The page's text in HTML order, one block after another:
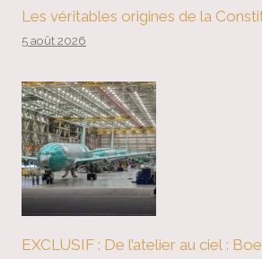
Les véritables origines de la
5 août 2026
EXCLUSIF : De l’atelier au ciel :